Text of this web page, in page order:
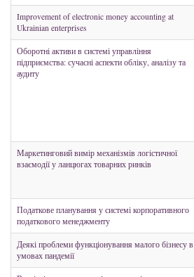
Improvement of electronic money accounting at
Ukrainian enterprises
Оборотні активи в системі управління
підприємства: сучасні аспекти обліку, аналізу та
аудиту
Маркетинговий вимір механізмів логістичної
взаємодії у ланцюгах товарних ринків
Податкове планування у системі корпоративного
податкового менеджменту
Деякі проблеми функціонування малого бізнесу в
умовах пандемії